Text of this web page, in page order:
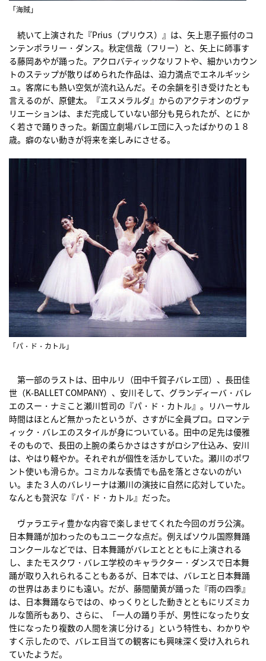
「海賊」
続いて上演された『Prius（プリウス）』は、矢上恵子振付のコ
ンテンポラリー・ダンス。秋定信哉（フリー）と、矢上に師事す
る藤岡あやが踊った。アクロバティックなリフトや、細かいカウン
トのステップが散りばめられた作品は、迫力満点でエネルギッシ
ュ。客席にも熱い空気が流れ込んだ。その余韻を引き受けたとも
言えるのが、原健太。『エスメラルダ』からのアクテオンのヴァ
リエーションは、まだ完成していない部分も見られたが、とにか
く若さで踊りきった。新国立劇場バレエ団に入ったばかりの１８
歳。癖のない動きが将来を楽しみにさせる。
「パ・ド・カトル」
第一部のラストは、田中ルリ（田中千賀子バレエ団）、長田佳
世（K-BALLET COMPANY）、安川そして、グランディーバ・バレ
エのスー・ナミこと瀬川哲司の『パ・ド・カトル』。リハーサル
時間はほとんど無かったというが、さすがに全員プロ。ロマンテ
ィック・バレエのスタイルが身についている。田中の足先は優雅
そのもので、長田の上腕の柔らかさはさすがロシア仕込み、安川
は、やはり軽やか。それぞれが個性を活かしていた。瀬川のポワ
ント使いも滑らか。コミカルな表情でも品を落とさないのがい
い。また３人のバレリーナは瀬川の演技に自然に応対していた。
なんとも贅沢な『パ・ド・カトル』だった。
ヴァラエティ豊かな内容で楽しませてくれた今回のガラ公演。
日本舞踊が加わったのもユニークな点だ。例えばソウル国際舞踊
コンクールなどでは、日本舞踊がバレエととともに上演される
し、またモスクワ・バレエ学校のキャラクター・ダンスで日本舞
踊が取り入れられることもあるが、日本では、バレエと日本舞踊
の世界はあまりにも遠い。だが、藤間蘭黄が踊った『雨の四季』
は、日本舞踊ならではの、ゆっくりとした動きとともにリズミカ
ルな箇所もあり、さらに、「一人の踊り手が、男性になったり女
性になったり複数の人間を演じ分ける」という特性も、わかりや
すく示したので、バレエ目当ての観客にも興味深く受け入れられ
ていたようだ。